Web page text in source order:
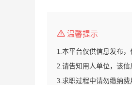
温馨提示
1.本平台仅供信息发布
2.请告知用人单位，该信
3.求职过程中请勿缴纳费